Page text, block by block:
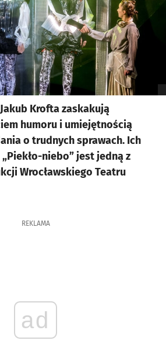
Krofta zaskakują
humoru i umiejętnością
o trudnych sprawach. Ich
niebo” jest jedną z
Wrocławskiego Teatru
REKLAMA
ad